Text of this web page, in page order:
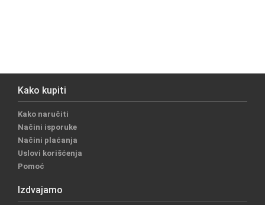
Kako kupiti
Kako naručiti
Načini isporuke
Načini plaćanja
Uslovi korišćenja
Pomoć
Izdvajamo